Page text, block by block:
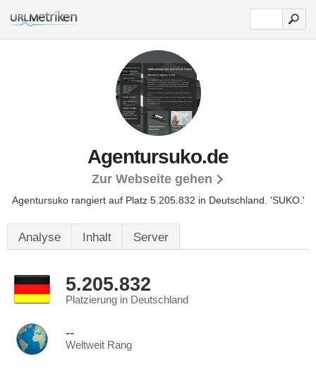
Agentursuko.de
Zur Webseite gehen
Agentursuko rangiert auf Platz 5.205.832 in Deutschland. 'SUKO.'
Analyse Inhalt Server
5.205.832
Platzierung in Deutschland
--
Weltweit Rang